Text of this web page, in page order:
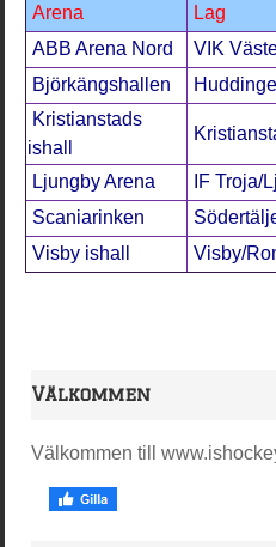
Arena
Lag
ABB Arena Nord
VIK
Björkängshallen
Kristianstads
ishall
Ljungby Arena IF Troja/
Scaniarinken
Visby ishall
Visby/
Välkommen
Välkommen till